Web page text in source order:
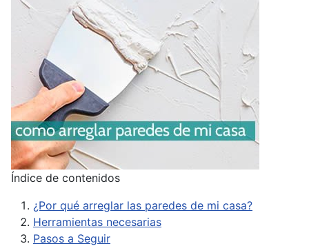
Índice de contenidos
¿Por qué arreglar las paredes de mi casa?
Herramientas necesarias
Pasos a Seguir